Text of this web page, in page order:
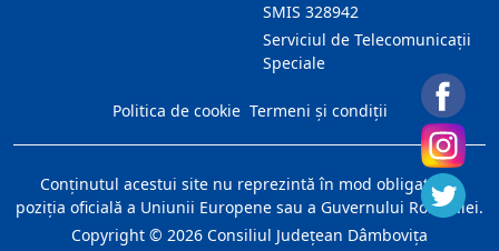
SMIS 328942
Serviciul de Telecomunicații
Speciale
Politica de cookie Termeni și condiții
Conţinutul acestui site nu reprezintă în mod obligatoriu
poziţia oficială a Uniunii Europene sau a Guvernului României.
Copyright © 2026 Consiliul Judeţean Dâmboviţa